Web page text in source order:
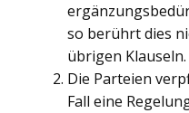
so berührt dies
übrigen Klauseln.
Die Parteien
Fall eine